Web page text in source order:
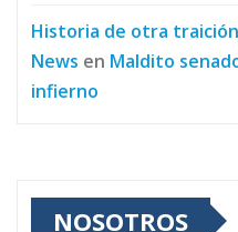
Historia de otra
News en Maldito
infierno
NOSOTROS